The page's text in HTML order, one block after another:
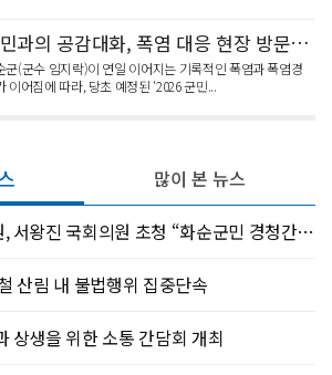
군민과의 공감대화, 폭염 대응 현장 방문으로 전환
군(군수 임지락)이 연일 이어지는 기록적인 폭염과 폭염경
이어짐에 따라, 당초 예정된 ‘2026 군민...
진 국회의원 초청 “화순군민 경청간담회”개최
산림 내 불법행위 집중단속
상생을 위한 소통 간담회 개최
많이 본 뉴스